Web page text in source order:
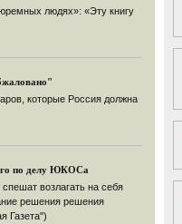
людях»: «Эту книгу
которые Россия должна
по делу ЮКОСа
возлагать на себя
решения решения
Газета")